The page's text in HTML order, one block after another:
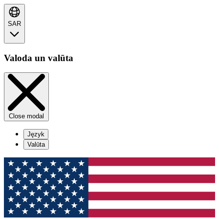
SAR
Valoda un valūta
Close modal
Język
Valūta